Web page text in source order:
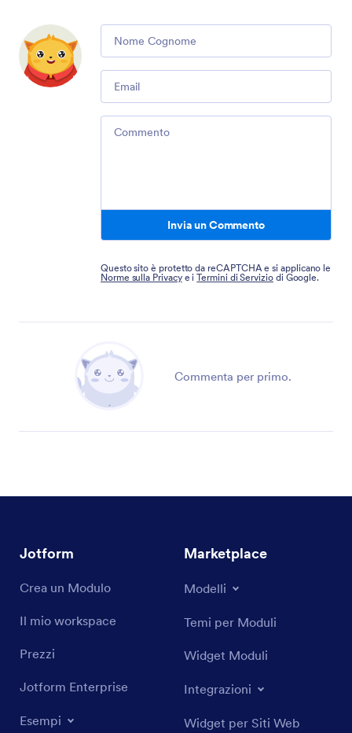
Comment
Email
Comment
Invia un Commento
Questo sito è protetto da reCAPTCHA e si applicano le
Norme sulla Privacye iTermini di Serviziodi Google.
Commenta per primo.
Jotform
Crea un Modulo
Il mio workspace
Prezzi
Jotform Enterprise
Esempi
Marketplace
Modelli
Temi per Moduli
Widget Moduli
Integrazioni
Widget per Siti Web